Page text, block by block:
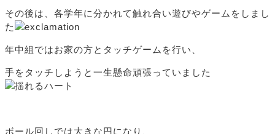
その後は、各学年に分かれて触れ合い遊びやゲームをしまし
た
年中組ではお家の方とタッチゲームを行い、
手をタッチしようと一生懸命頑張っていました
ボール回しでは大きな円になり、